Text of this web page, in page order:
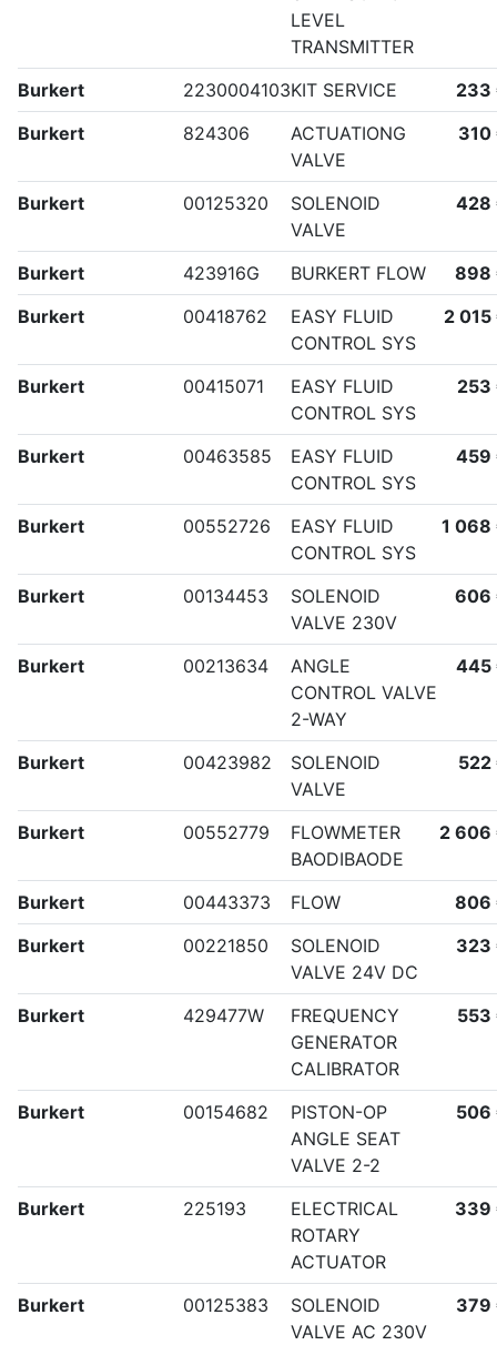
LEVEL
TRANSMITTER
Burkert
2230004103KIT SERVICE
233
Burkert
824306
ACTUATIONG
VALVE
310
Burkert 00125320
SOLENOID
VALVE
428
Burkert 423916G BURKERT FLOW
898
Burkert
00418762
EASY FLUID
CONTROL SYS
2 015
Burkert 00415071
EASY FLUID
CONTROL SYS
253
Burkert 00463585
EASY FLUID
CONTROL SYS
459
Burkert 00552726
EASY FLUID
CONTROL SYS
1 068
Burkert 00134453
SOLENOID
VALVE 230V
606
Burkert 00213634
ANGLE
CONTROL VALVE
2-WAY
445
Burkert 00423982
SOLENOID
VALVE
522
Burkert 00552779
FLOWMETER
BAODIBAODE
2 606
Burkert 00443373 FLOW
806
Burkert
00221850
SOLENOID
VALVE 24V DC
323
Burkert 429477W
FREQUENCY
GENERATOR
CALIBRATOR
553
Burkert 00154682
PISTON-OP
ANGLE SEAT
VALVE 2-2
506
Burkert 225193
ELECTRICAL
ROTARY
ACTUATOR
339
Burkert 00125383
SOLENOID
VALVE AC 230V
379